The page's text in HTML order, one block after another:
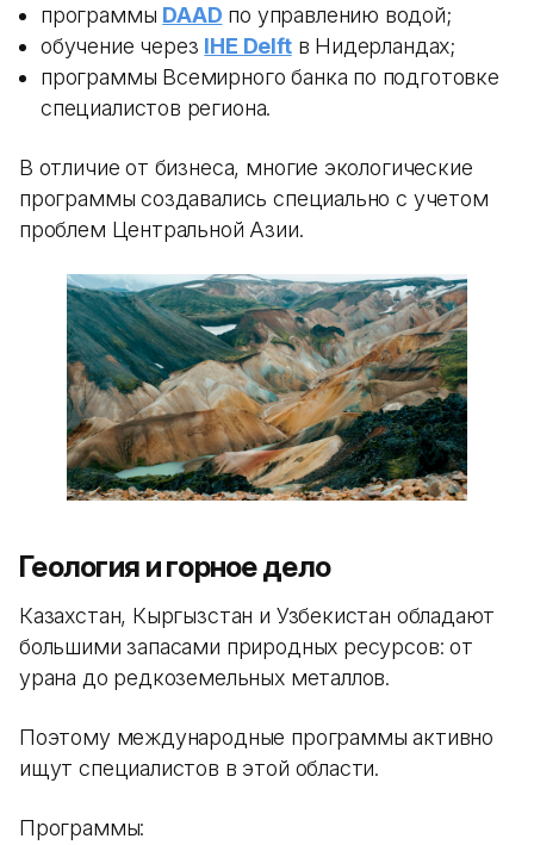
программы DAAD по управлению водой;
обучение через IHE Delftв Нидерландах;
программы Всемирного банка по подготовке
специалистов региона.
В отличие от бизнеса, многие экологические
программы создавались специально с учетом
проблем Центральной Азии.
Геология и горное дело
Казахстан, Кыргызстан и Узбекистан обладают
большими запасами природных ресурсов: от
урана до редкоземельных металлов.
Поэтому международные программы активно
ищут специалистов в этой области.
Программы: